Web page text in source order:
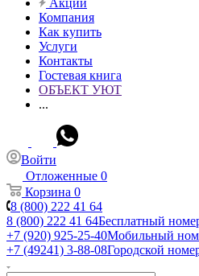
Акции
Компания
Как купить
Услуги
Контакты
Гостевая книга
ОБЪЕКТ УЮТ
...
Войти
Отложенные 0
Корзина 0
8 (800) 222 41 64
8 (800) 222 41 64Бесплатный
+7 (920) 925-25-40Мобильный
+7 (49241) 3-88-08Городской